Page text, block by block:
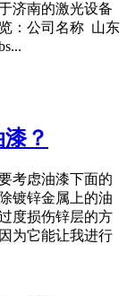
济南的激光设备
：公司名称 山东
？
考虑油漆下面的
镀锌金属上的油
度损伤锌层的方
为它能让我进行